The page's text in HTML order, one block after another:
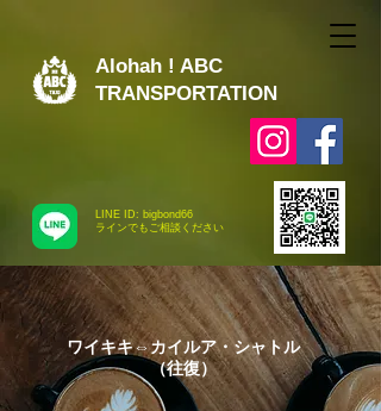
LINE ID: bigbond66
​ラインでもご相談ください
Alohah ! ABC
TRANSPORTATION
ワイキキ⇔​カイルア・シャトル
（往復）